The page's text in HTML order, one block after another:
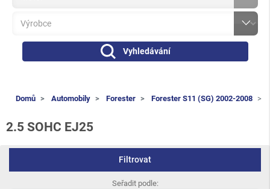
Vyhledávání
Domů Automobily Forester Forester S11 (SG) 2002-2008
2.5 SOHC EJ25
Filtrovat
Seřadit podle: